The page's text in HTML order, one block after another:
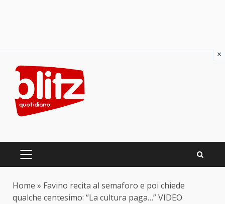
content
PRIMARY
Home » Favino recita al semaforo e poi chiede
qualche centesimo: “La cultura paga…” VIDEO
×